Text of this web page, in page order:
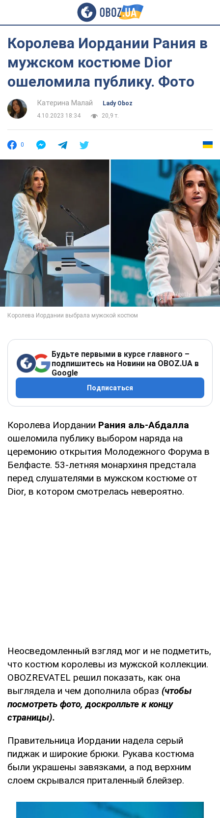
Королева Иордании Рания в
мужском костюме Dior
ошеломила публику. Фото
Катерина Малай
Lady Oboz
4.10.2023 18:34
20,9 т.
0
Будьте первыми в курсе главного –
подпишитесь на Новини на OBOZ.UA в
Google
Подписаться
Королева Иордании Рания аль-Абдалла
ошеломила публику выбором наряда на
церемонию открытия Молодежного Форума в
Белфасте. 53-летняя монархиня предстала
перед слушателями в мужском костюме от
Dior, в котором смотрелась невероятно.
Неосведомленный взгляд мог и не подметить,
что костюм королевы из мужской коллекции.
OBOZREVATEL решил показать, как она
выглядела и чем дополнила образ (чтобы
посмотреть фото, доскролльте к концу
страницы).
Правительница Иордании надела серый
пиджак и широкие брюки. Рукава костюма
были украшены завязками, а под верхним
слоем скрывался приталенный блейзер.